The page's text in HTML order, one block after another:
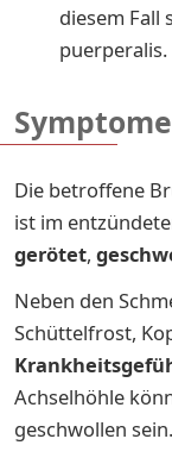
diesem Fall
puerperalis.
Die betroffene
ist im
gerötet,
Neben den
Schüttelfrost,
Achselhöhle
geschwollen sein.